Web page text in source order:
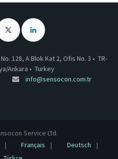
128, A Blok Kat 2, Ofis No. 3 • TR-
Ankara • Turkey
info@sensocon.com.tr
Service LTd.
| Français | Deutsch
|